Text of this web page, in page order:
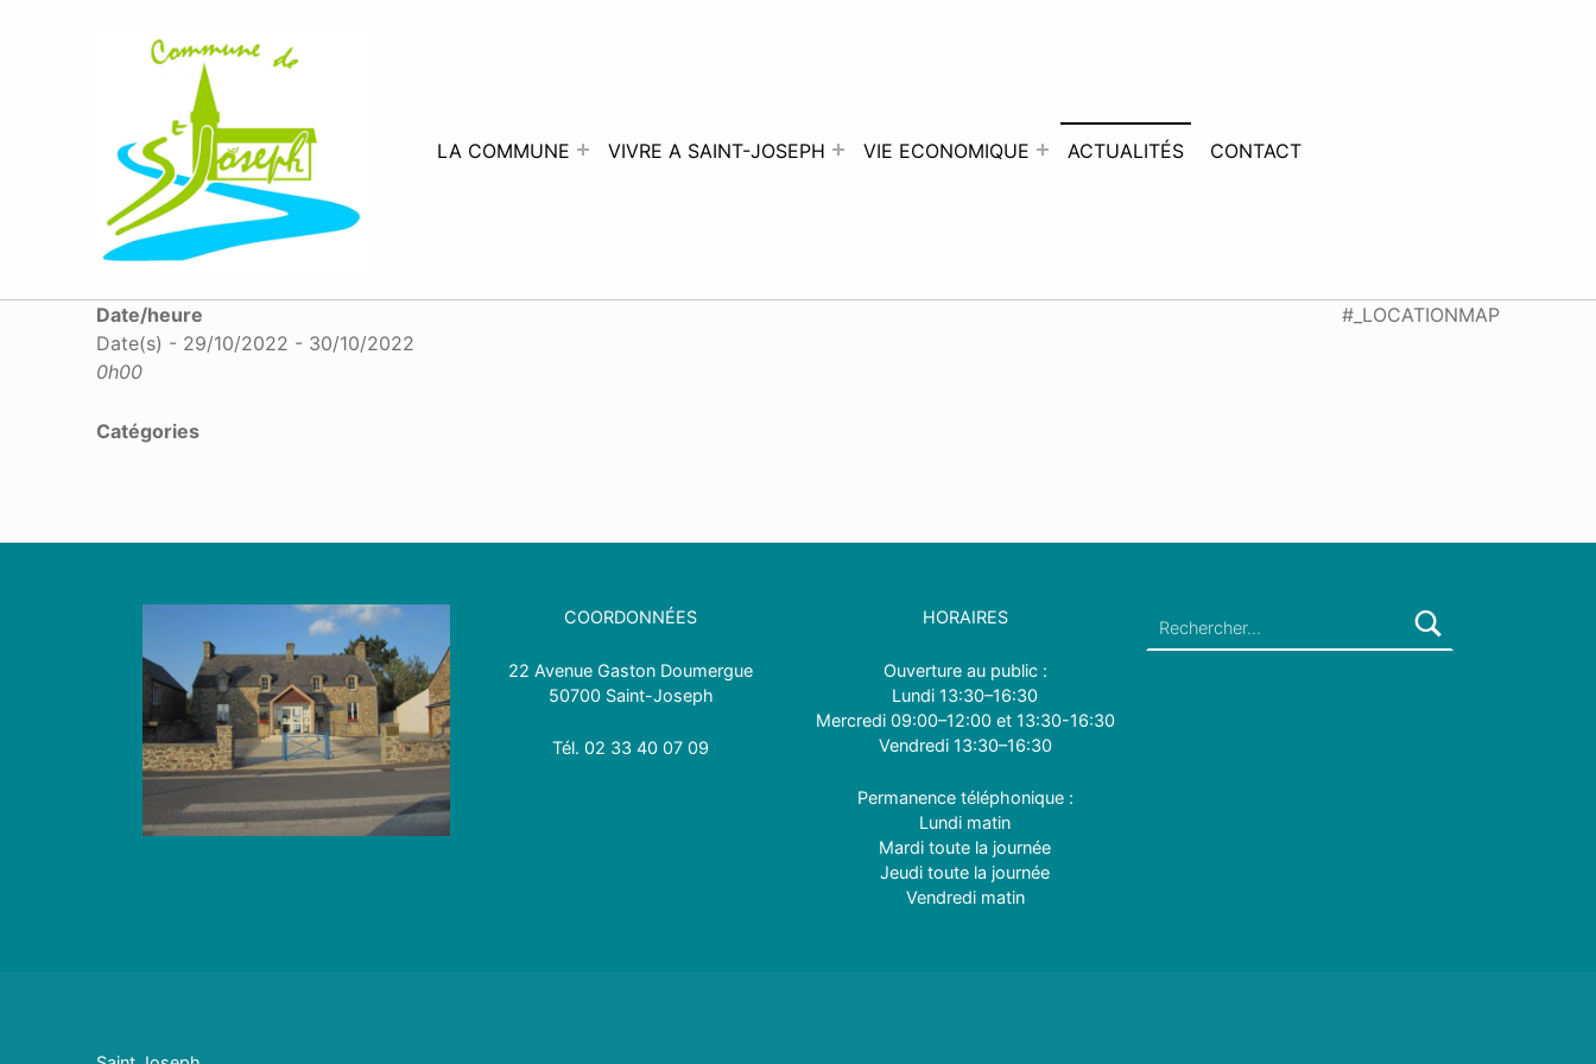
LA COMMUNE VIVRE A SAINT-JOSEPH VIE ECONOMIQUE ACTUALITÉS CONTACT
#_LOCATIONMAP
Date/heure
Date(s) - 29/10/2022 - 30/10/2022
0h00
Catégories
COORDONNÉES
22 Avenue Gaston Doumergue
50700 Saint-Joseph
Tél.02 33 40 07 09
HORAIRES
Ouverture au public :
Lundi 13:30–16:30
Mercredi 09:00–12:00 et 13:30-16:30
Vendredi 13:30–16:30
Permanence téléphonique :
Lundi matin
Mardi toute la journée
Jeudi toute la journée
Vendredi matin